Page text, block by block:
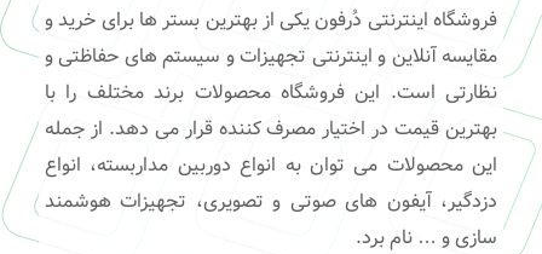
فروشگاه اینترنتی دُرفون یکی از بهترین بستر ها برای خرید و
مقایسه آنلاین و اینترنتی تجهیزات و سیستم های حفاظتی و
نظارتی است. این فروشگاه محصولات برند مختلف را با
بهترین قیمت در اختیار مصرف کننده قرار می دهد. از جمله
این محصولات می توان به انواع دوربین مداربسته، انواع
دزدگیر، آیفون های صوتی و تصویری، تجهیزات هوشمند
سازی و … نام برد.